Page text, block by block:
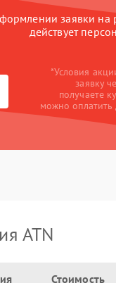
заявки на
действует
*Условия
заявку
получаете
можно
ATN
Стоимость